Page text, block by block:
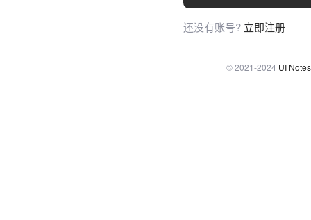
还没有账号? 立即注册
© 2021-2024 UI Notes